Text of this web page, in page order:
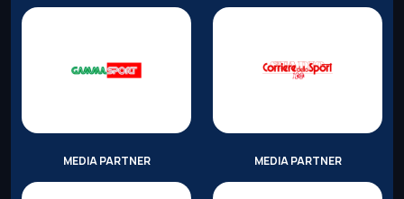
MEDIA PARTNER MEDIA PARTNER